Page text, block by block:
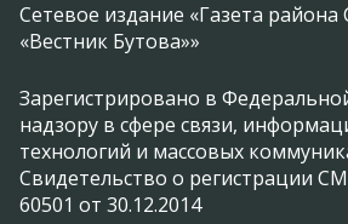
Сетевое издание «Газета
«Вестник Бутова»»
Зарегистрировано в
надзору в сфере связи,
технологий и массовых
Свидетельство о регистрации
60501 от 30.12.2014